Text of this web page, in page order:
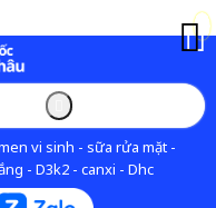
vi sinh - sữa rửa mặt -
- D3k2 - canxi - Dhc